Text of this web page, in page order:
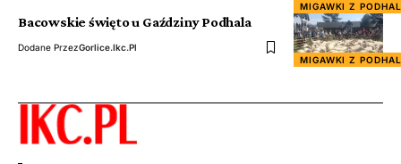
MIGAWKI Z
MIGAWKI Z
Bacowskie święto u Gaździny Podhala
Dodane PrzezGorlice.ikc.pl